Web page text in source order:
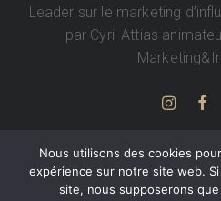
Leader sur le marketing
par Cyril Attias
Nous utilisons des cookies
expérience sur notre site web.
site, nous supposerons